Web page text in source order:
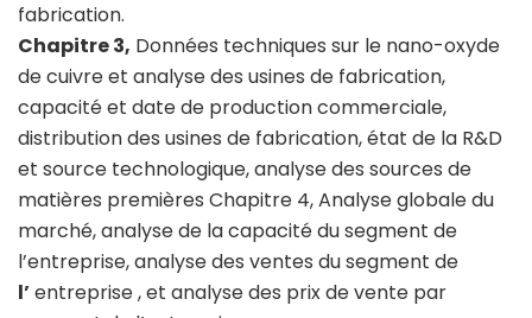
fabrication.
Chapitre 3, Données techniques sur le nano-oxyde
de cuivre et analyse des usines de fabrication,
capacité et date de production commerciale,
distribution des usines de fabrication, état de la R&D
et source technologique, analyse des sources de
matières premières Chapitre 4, Analyse globale du
marché, analyse de la capacité du segment de
l’entreprise, analyse des ventes du segment de
l’entreprise , et analyse des prix de vente par